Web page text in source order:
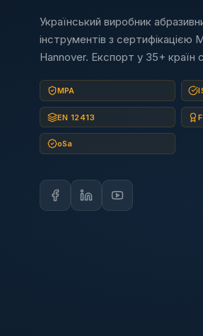
Український виробник
інструментів з сертифікацією
Hannover. Експорт у 35+ країн
MPA
EN 12413
oSa